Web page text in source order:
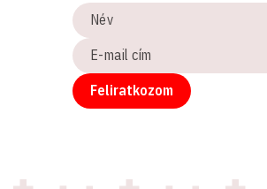
Név
E-
mail
cím
Feliratkozom